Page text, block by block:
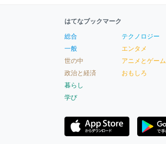
はてなブックマーク
総合
一般
世の中
政治と経済
暮らし
学び
テクノロジー
エンタメ
アニメとゲーム
おもしろ